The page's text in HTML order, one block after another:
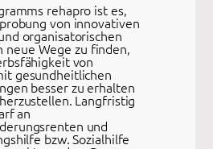
rehapro ist es,
von innovativen
organisatorischen
neue Wege zu finden,
von
gesundheitlichen
besser zu erhalten
Langfristig
an
und
bzw. Sozialhilfe